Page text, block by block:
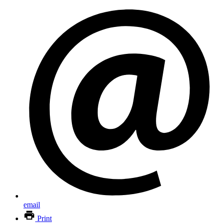
email
Print